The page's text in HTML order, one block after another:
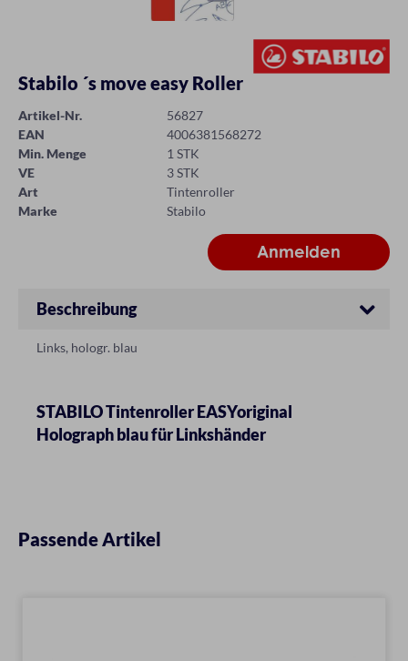
Stabilo ´s move easy Roller
Artikel-Nr.
56827
EAN
4006381568272
Min. Menge
1 STK
VE
3 STK
Art
Tintenroller
Marke
Stabilo
Beschreibung
Links, hologr. blau
STABILO Tintenroller EASYoriginal
Holograph blau für Linkshänder
Passende Artikel